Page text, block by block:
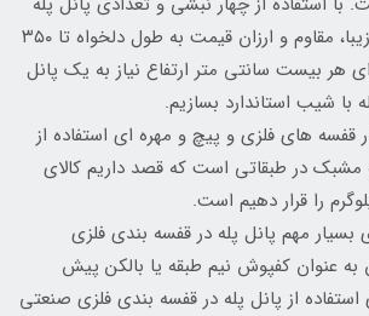
می توان یک راه پله زیبا، مقاوم و ارزان قیمت به طول دلخواه تا ۳۵۰
هر بیست سانتی متر ارتفاع نیاز به یک پانل
با شیب استاندارد بسازیم.
قفسه های فلزی و پیچ و مهره ای استفاده از
مشبک در طبقاتی است که قصد داریم کالای
بسیار مهم پانل پله در قفسه بندی فلزی
به عنوان کفپوش نیم طبقه یا بالکن پیش
از پانل پله در قفسه بندی فلزی صنعتی